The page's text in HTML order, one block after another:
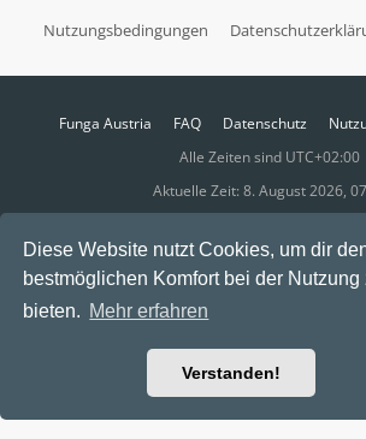
Diese Website nutzt Cookies, um dir
bestmöglichen Komfort bei der Nutzung
bieten. Mehr erfahren
Verstanden!
Nutzungsbedingungen
Funga Austria FAQ Datenschutz
Alle Zeiten sind UTC+02:00
Aktuelle Zeit: 8. August 2026,
Ravaio Theme byGramziu